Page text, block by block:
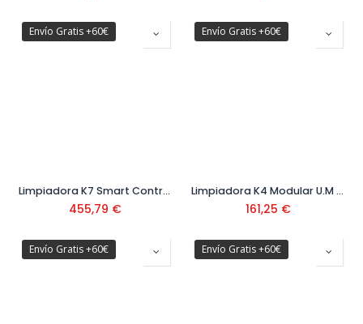
Envío Gratis +60€
Limpiadora K7 Smart Control Flex Ref. 1.317-340.0
455,79 €
Envío Gratis +60€
Limpiadora K4 Modular U.M Ref. 1.679-500.0
161,25 €
Envío Gratis +60€ Envío Gratis +60€